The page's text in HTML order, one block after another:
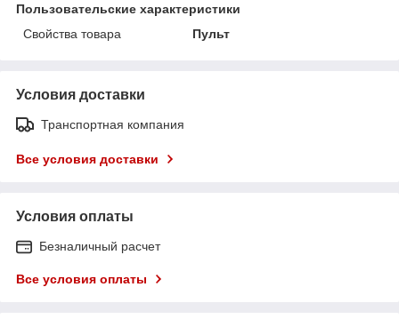
Пользовательские характеристики
Свойства товара
Пульт
Условия доставки
Транспортная компания
Все условия доставки
Условия оплаты
Безналичный расчет
Все условия оплаты